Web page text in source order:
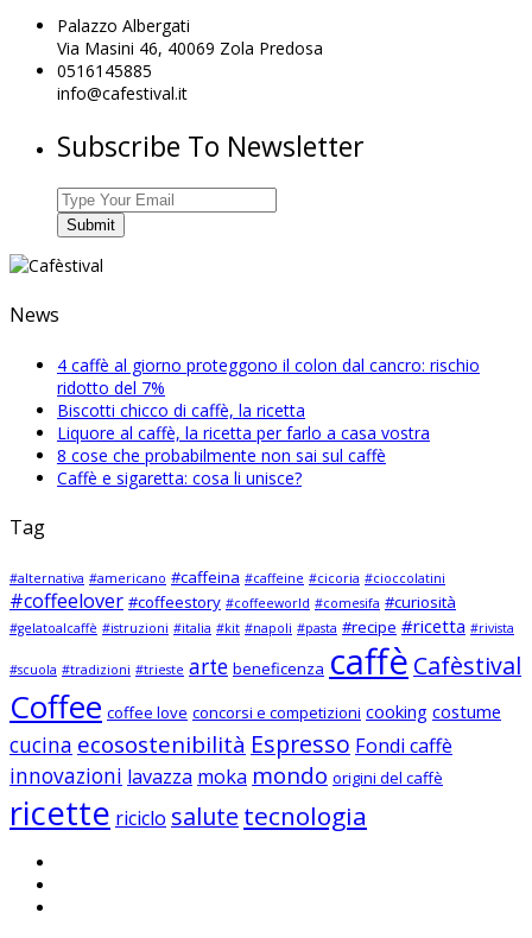
Palazzo Albergati
Via Masini 46, 40069 Zola Predosa
0516145885
info@cafestival.it
Subscribe To Newsletter
News
4 caffè al giorno proteggono il colon dal cancro: rischio
ridotto del 7%
Biscotti chicco di caffè, la ricetta
Liquore al caffè, la ricetta per farlo a casa vostra
8 cose che probabilmente non sai sul caffè
Caffè e sigaretta: cosa li unisce?
Tag
#alternativa #americano #caffeina #caffeine #cicoria #cioccolatini
#coffeelover #coffeestory #coffeeworld #comesifa #curiosità
#gelatoalcaffè #istruzioni #italia #kit #napoli #pasta #recipe #ricetta #rivista
#scuola #tradizioni #trieste arte beneficenza caffè Cafèstival
Coffee coffee love concorsi e competizioni cooking costume
cucina ecosostenibilità Espresso Fondi caffè
innovazioni lavazza moka mondo origini del caffè
ricette riciclo salute tecnologia